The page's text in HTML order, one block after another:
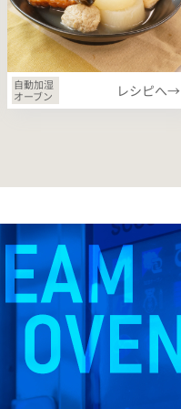
自動加湿
オーブン
レシピへ→